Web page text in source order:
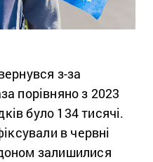
з-за
порівняно з 2023
було 134 тисячі.
в червні
залишилися